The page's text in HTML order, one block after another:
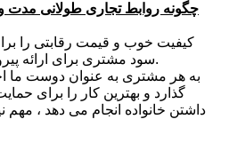
سود مشتری برای ارائه پیروزی در بازار ارائه می دهد.
گذارد و بهترین کار را برای
داشتن خانواده انجام می دهد ،